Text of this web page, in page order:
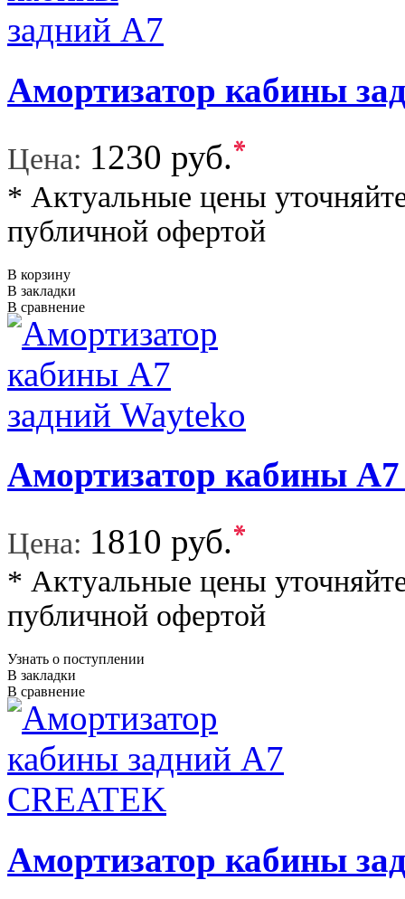
Амортизатор кабины
Цена: 1230 руб.*
* Актуальные цены
публичной офертой
В корзину
В закладки
В сравнение
Амортизатор кабины
Цена: 1810 руб.*
* Актуальные цены
публичной офертой
Узнать о поступлении
В закладки
В сравнение
Амортизатор кабины